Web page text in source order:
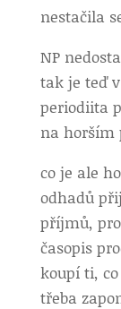
nestačila
NP
tak je teď
periodiita
na horším
co je ale
odhadů
příjmů,
časopis
koupí ti,
třeba